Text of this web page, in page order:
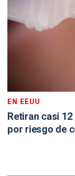
EN EEUU
Retiran casi
por riesgo de